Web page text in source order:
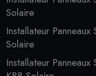
Solaire
Installateur
Solaire
Installateur